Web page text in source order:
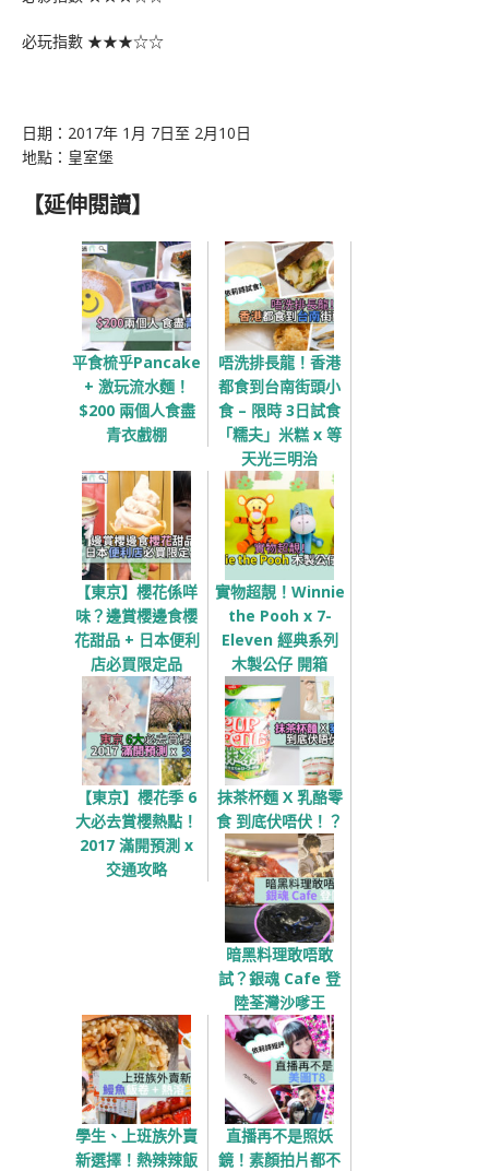
必玩指數 ★★★☆☆
日期：2017年 1月 7日至 2月10日
地點：皇室堡
【延伸閱讀】
平食梳乎Pancake
+ 激玩流水麵！
$200 兩個人食盡
青衣戲棚
唔洗排長龍！香港
都食到台南街頭小
食 – 限時 3日試食
「糯夫」米糕 x 等
天光三明治
【東京】櫻花係咩
味？邊賞櫻邊食櫻
花甜品 + 日本便利
店必買限定品
實物超靚！Winnie
the Pooh x 7-
Eleven 經典系列
木製公仔 開箱
【東京】櫻花季 6
大必去賞櫻熱點！
2017 滿開預測 x
交通攻略
抹茶杯麵 X 乳酪零
食 到底伏唔伏！？
暗黑料理敢唔敢
試？銀魂 Cafe 登
陸荃灣沙嗲王
學生、上班族外賣
新選擇！熱辣辣飯
直播再不是照妖
鏡！素顏拍片都不